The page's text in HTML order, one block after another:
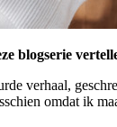
blogserie
verhaal,
omdat ik